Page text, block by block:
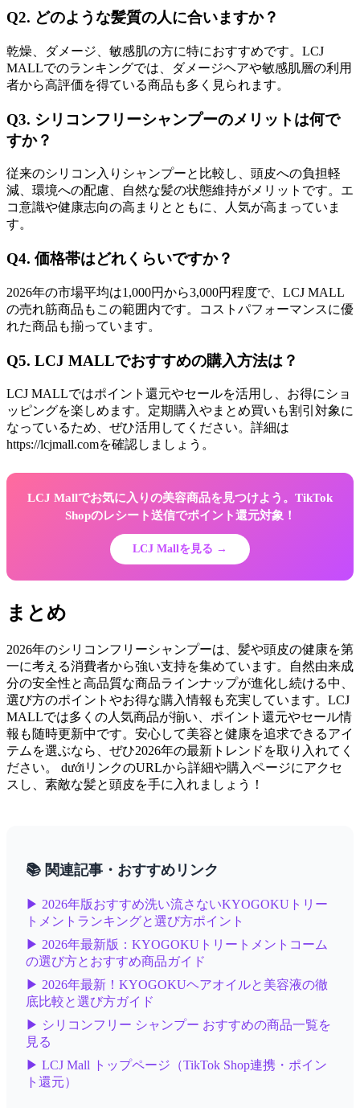
Q2. どのような髪質の人に合いますか？
乾燥、ダメージ、敏感肌の方に特におすすめです。LCJ
MALLでのランキングでは、ダメージヘアや敏感肌層の利用
者から高評価を得ている商品も多く見られます。
Q3. シリコンフリーシャンプーのメリットは何で
すか？
従来のシリコン入りシャンプーと比較し、頭皮への負担軽
減、環境への配慮、自然な髪の状態維持がメリットです。エ
コ意識や健康志向の高まりとともに、人気が高まっていま
す。
Q4. 価格帯はどれくらいですか？
2026年の市場平均は1,000円から3,000円程度で、LCJ MALL
の売れ筋商品もこの範囲内です。コストパフォーマンスに優
れた商品も揃っています。
Q5. LCJ MALLでおすすめの購入方法は？
LCJ MALLではポイント還元やセールを活用し、お得にショ
ッピングを楽しめます。定期購入やまとめ買いも割引対象に
なっているため、ぜひ活用してください。詳細は
https://lcjmall.comを確認しましょう。
LCJ Mallでお気に入りの美容商品を見つけよう。TikTok
Shopのレシート送信でポイント還元対象！
LCJ Mallを見る →
まとめ
2026年のシリコンフリーシャンプーは、髪や頭皮の健康を第
一に考える消費者から強い支持を集めています。自然由来成
分の安全性と高品質な商品ラインナップが進化し続ける中、
選び方のポイントやお得な購入情報も充実しています。LCJ
MALLでは多くの人気商品が揃い、ポイント還元やセール情
報も随時更新中です。安心して美容と健康を追求できるアイ
テムを選ぶなら、ぜひ2026年の最新トレンドを取り入れてく
ださい。 dướiリンクのURLから詳細や購入ページにアクセ
スし、素敵な髪と頭皮を手に入れましょう！
📚 関連記事・おすすめリンク
▶ 2026年版おすすめ洗い流さないKYOGOKUトリー
トメントランキングと選び方ポイント
▶ 2026年最新版：KYOGOKUトリートメントコーム
の選び方とおすすめ商品ガイド
▶ 2026年最新！KYOGOKUヘアオイルと美容液の徹
底比較と選び方ガイド
▶ シリコンフリー シャンプー おすすめの商品一覧を
見る
▶ LCJ Mall トップページ（TikTok Shop連携・ポイン
ト還元）